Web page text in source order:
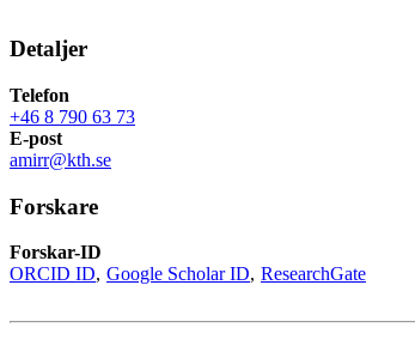
Detaljer
Telefon
+46 8 790 63 73
E-post
amirr@kth.se
Forskare
Forskar-ID
ORCID ID Google Scholar ID ResearchGate